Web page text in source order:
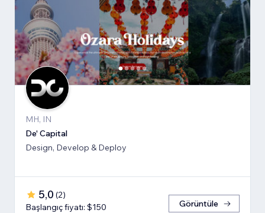
MH, IN
De' Capital
Design, Develop & Deploy
5,0 (2)
Başlangıç fiyatı: $150
Görüntüle